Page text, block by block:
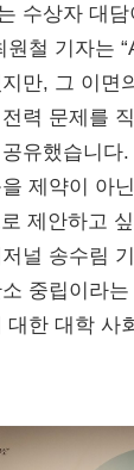
수상자 대
원철 기자는
만, 그 이면
력 문제를
유했습니다
제약이 아
제안하고
널 송수림
중립이라
대한 대학 사